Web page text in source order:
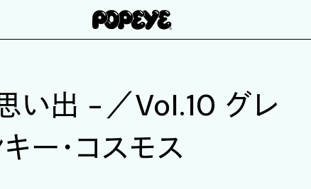
い出 -／Vol.10 グレ
ー・コスモス